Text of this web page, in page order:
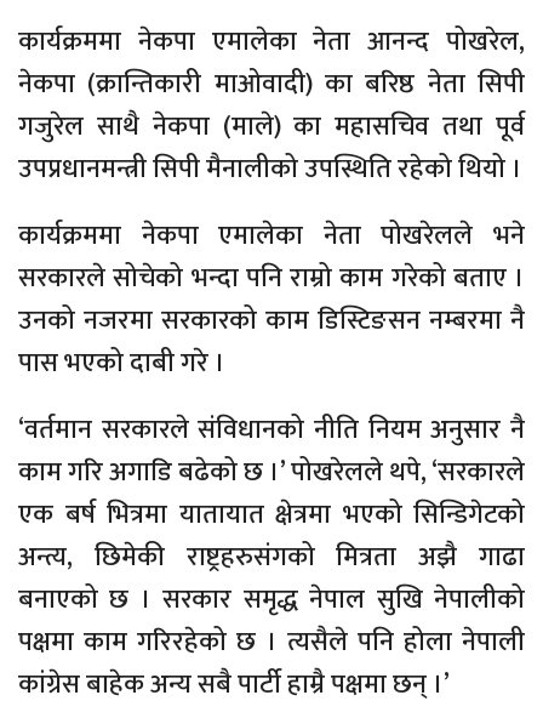
कार्यक्रममा नेकपा एमालेका नेता आनन्द पोखरेल,
नेकपा (क्रान्तिकारी माओवादी) का बरिष्ठ नेता सिपी
गजुरेल साथै नेकपा (माले) का महासचिव तथा पूर्व
उपप्रधानमन्त्री सिपी मैनालीको उपस्थिति रहेको थियो ।
कार्यक्रममा नेकपा एमालेका नेता पोखरेलले भने
सरकारले सोचेको भन्दा पनि राम्रो काम गरेको बताए ।
उनको नजरमा सरकारको काम डिस्टिङसन नम्बरमा नै
पास भएको दाबी गरे ।
‘वर्तमान सरकारले संविधानको नीति नियम अनुसार नै
काम गरि अगाडि बढेको छ ।’ पोखरेलले थपे, ‘सरकारले
एक बर्ष भित्रमा यातायात क्षेत्रमा भएको सिन्डिगेटको
अन्त्य, छिमेकी राष्ट्रहरुसंगको मित्रता अझै गाढा
बनाएको छ । सरकार समृद्ध नेपाल सुखि नेपालीको
पक्षमा काम गरिरहेको छ । त्यसैले पनि होला नेपाली
कांग्रेस बाहेक अन्य सबै पार्टी हाम्रै पक्षमा छन् ।’